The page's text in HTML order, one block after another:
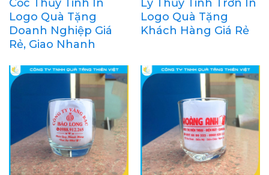
Cốc Thủy Tinh In
Logo Quà Tặng
Doanh Nghiệp Giá
Rẻ, Giao Nhanh
Ly Thủy Tinh Trơn In
Logo Quà Tặng
Khách Hàng Giá Rẻ